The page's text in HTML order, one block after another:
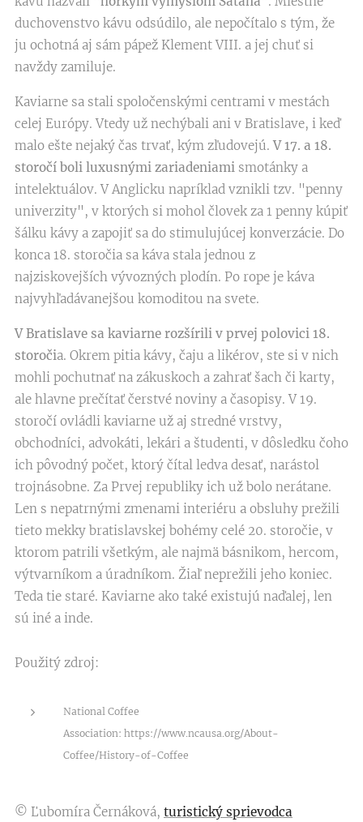
duchovenstvo kávu odsúdilo, ale nepočítalo s tým, že
ju ochotná aj sám pápež Klement VIII. a jej chuť si
navždy zamiluje.
Kaviarne sa stali spoločenskými centrami v mestách
celej Európy. Vtedy už nechýbali ani v Bratislave, i keď
malo ešte nejaký čas trvať, kým zľudovejú.V 17. a 18.
storočí boli luxusnými zariadeniami smotánky a
intelektuálov. V Anglicku napríklad vznikli tzv. "penny
univerzity", v ktorých si mohol človek za 1 penny kúpiť
šálku kávy a zapojiť sa do stimulujúcej konverzácie. Do
konca 18. storočia sa káva stala jednou z
najziskovejších vývozných plodín. Po rope je káva
najvyhľadávanejšou komoditou na svete.
V Bratislave sa kaviarne rozšírili v prvej polovici 18.
storočia. Okrem pitia kávy, čaju a likérov, ste si v nich
mohli pochutnať na zákuskoch a zahrať šach či karty,
ale hlavne prečítať čerstvé noviny a časopisy. V 19.
storočí ovládli kaviarne už aj stredné vrstvy,
obchodníci, advokáti, lekári a študenti, v dôsledku čoho
ich pôvodný počet, ktorý čítal ledva desať, narástol
trojnásobne. Za Prvej republiky ich už bolo nerátane.
Len s nepatrnými zmenami interiéru a obsluhy prežili
tieto mekky bratislavskej bohémy celé 20. storočie, v
ktorom patrili všetkým, ale najmä básnikom, hercom,
výtvarníkom a úradníkom. Žiaľ neprežili jeho koniec.
Teda tie staré. Kaviarne ako také existujú naďalej, len
sú iné a inde.
Použitý zdroj:
National Coffee
Association: https://www.ncausa.org/About-
Coffee/History-of-Coffee
© Ľubomíra Černáková, turistický sprievodca